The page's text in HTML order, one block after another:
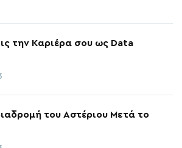
την Καριέρα σου ως Data
του Αστέριου Μετά το